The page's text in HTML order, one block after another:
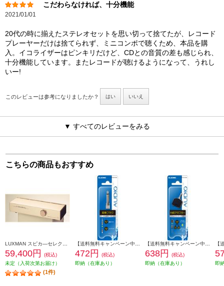
こだわらなければ、十分機能
2021/01/01
20代の時に揃えたステレオセットを思い切って捨てたが、レコード
プレーヤーだけは捨てられず、ミニコンポで聴くため、本品を購
入。イコライザーはピンキリだけど、CDとの音質の差も感じられ、
十分機能しています。またレコードが聴けるようになって、うれし
いー!
このレビューは参考になりましたか？ はい いいえ
▼ すべてのレビューをみる
こちらの商品もおすすめ
59,400円
(税込)
未定（入荷次第お届け）
(1件)
472円
(税込)
即納（在庫あり）
638円
(税込)
即納（在庫あり）
即